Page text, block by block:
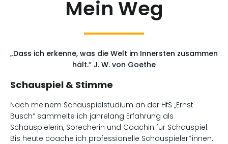
Mein Weg
„Dass ich erkenne, was die Welt im Innersten zusammen
hält.“ J. W. von Goethe
Schauspiel & Stimme
Nach meinem Schauspielstudium an der HfS „Ernst
Busch“ sammelte ich jahrelang Erfahrung als
Schauspielerin, Sprecherin und Coachin für Schauspiel.
Bis heute coache ich professionelle Schauspieler*innen.